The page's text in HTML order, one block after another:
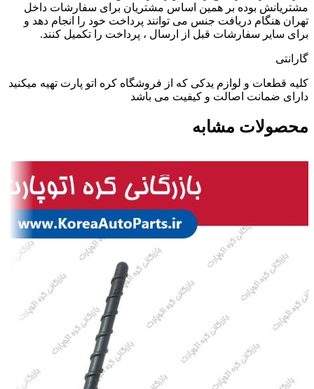
مشتریانش بوده بر همین اساس مشتریان برای سفارشات داخل
تهران هنگام دریافت جنس می توانند پرداخت خود را انجام دهد و
برای سایر سفارشات قبل از ارسال ، پرداخت را تکمیل کنند.
گارانتی
کلیه قطعات و لوازم یدکی که از فروشگاه کره اتو پارت تهیه میکنید
دارای ضمانت اصالت و کیفیت می باشد
محصولات مشابه